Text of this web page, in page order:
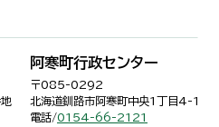
阿寒町行政センター
〒085-0292
北海道釧路市阿寒町中央1丁目4-1
電話/0154-66-2121